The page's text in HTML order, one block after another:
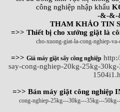
công nghiệp nhập khẩu
-&-&-
THAM KHẢO TIN
=>> Thiết bị cho xưởng giặt là
cho-xuong-giat-la-cong-nghiep-
=>> Giá máy giặt sấy công nghiệp
say-cong-nghiep-20kg-25kg-
=>> Bán máy giặt công nghiệp
cong-nghiep-25kg---30kg---35kg---